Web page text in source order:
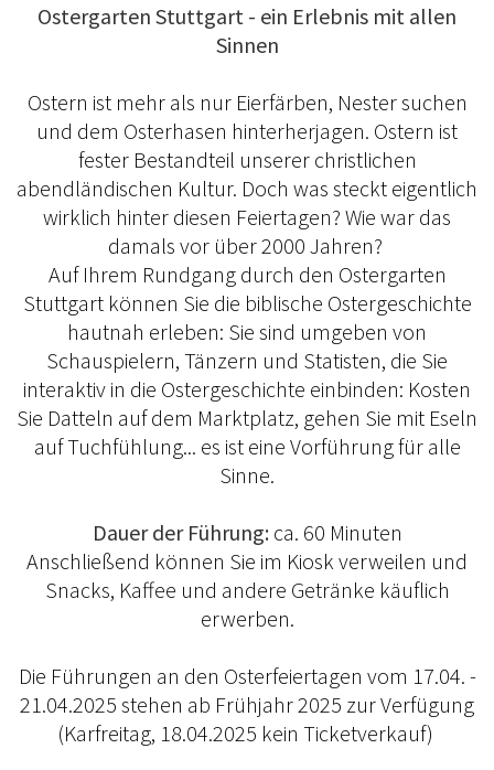
Ostergarten Stuttgart - ein Erlebnis mit allen
Sinnen
Ostern ist mehr als nur Eierfärben, Nester suchen
und dem Osterhasen hinterherjagen. Ostern ist
fester Bestandteil unserer christlichen
abendländischen Kultur. Doch was steckt eigentlich
wirklich hinter diesen Feiertagen? Wie war das
damals vor über 2000 Jahren?
Auf Ihrem Rundgang durch den Ostergarten
Stuttgart können Sie die biblische Ostergeschichte
hautnah erleben: Sie sind umgeben von
Schauspielern, Tänzern und Statisten, die Sie
interaktiv in die Ostergeschichte einbinden: Kosten
Sie Datteln auf dem Marktplatz, gehen Sie mit Eseln
auf Tuchfühlung... es ist eine Vorführung für alle
Sinne.
Dauer der Führung:ca. 60 Minuten
Anschließend können Sie im Kiosk verweilen und
Snacks, Kaffee und andere Getränke käuflich
erwerben.
Die Führungen an den Osterfeiertagen vom 17.04. -
21.04.2025 stehen ab Frühjahr 2025 zur Verfügung
(Karfreitag, 18.04.2025 kein Ticketverkauf)